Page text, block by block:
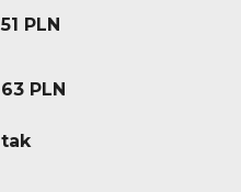
51 PLN
63 PLN
tak